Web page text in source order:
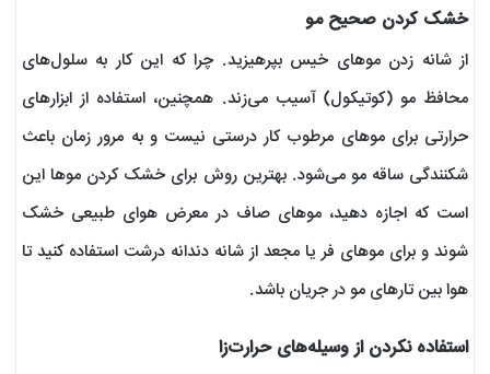
خشک کردن صحیح مو
از شانه زدن موهای خیس بپرهیزید. چرا که این کار به سلول‌های
محافظ مو (کوتیکول) آسیب می‌زند. همچنین، استفاده از ابزارهای
حرارتی برای موهای مرطوب کار درستی نیست و به مرور زمان باعث
شکنندگی ساقه مو می‌شود. بهترین روش برای خشک کردن موها این
است که اجازه دهید، موهای صاف در معرض هوای طبیعی خشک
شوند و برای موهای فر یا مجعد از شانه دندانه درشت استفاده کنید تا
هوا بین تارهای مو در جریان باشد.
استفاده‌ نکردن از وسیله‌های حرارت‌زا